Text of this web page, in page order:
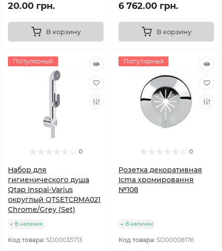
20.00 грн.
В корзину
6 762.00 грн.
В корзину
Популярный
0
Набор для
гигиенического душа
Qtap Inspai-Varius
округлый QTSETCRMA021
Chrome/Grey (Set)
В наличии
Код товара: SD00035713
Популярный
0
Розетка декоративная
Icma хромировання
№108
В наличии
Код товара: SD00008176